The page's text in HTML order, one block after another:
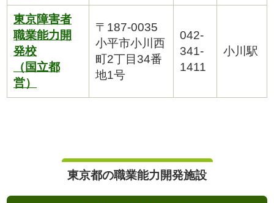
東京障害者
職業能力開
発校
（国立都
営）
〒187-0035
小平市小川西
町2丁目34番
地1号
042-
341-
1411
小川駅
東京都の職業能力開発施設